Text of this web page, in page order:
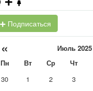
Подписаться
« Июль 2025
Пн Вт Ср Чт
30
1 2 3